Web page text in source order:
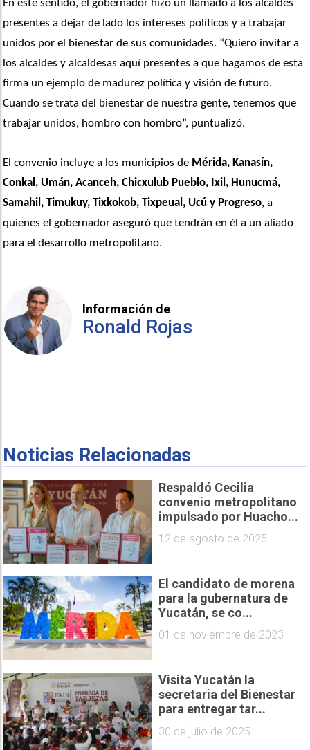
En este sentido, el gobernador hizo un llamado a los alcaldes
presentes a dejar de lado los intereses políticos y a trabajar
unidos por el bienestar de sus comunidades. “Quiero invitar a
los alcaldes y alcaldesas aquí presentes a que hagamos de esta
firma un ejemplo de madurez política y visión de futuro.
Cuando se trata del bienestar de nuestra gente, tenemos que
trabajar unidos, hombro con hombro”, puntualizó.
El convenio incluye a los municipios de Mérida, Kanasín,
Conkal, Umán, Acanceh, Chicxulub Pueblo, Ixil, Hunucmá,
Samahil, Timukuy, Tixkokob, Tixpeual, Ucú y Progreso, a
quienes el gobernador aseguró que tendrán en él a un aliado
para el desarrollo metropolitano.
Información de
Ronald Rojas
Noticias Relacionadas
Respaldó Cecilia
convenio metropolitano
impulsado por Huacho...
12 de agosto de 2025
El candidato de morena
para la gubernatura de
Yucatán, se co...
01 de noviembre de 2023
Visita Yucatán la
secretaria del Bienestar
para entregar tar...
30 de julio de 2025